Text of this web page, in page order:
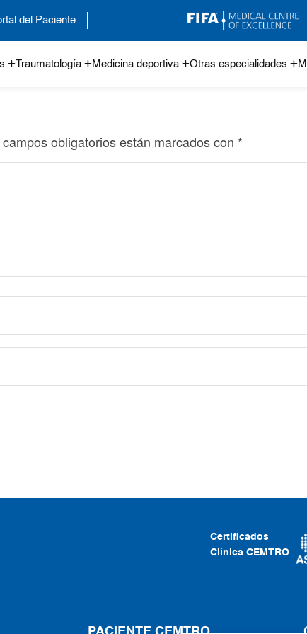
del Paciente
Traumatología Medicina deportiva Otras especialidades
obligatorios están marcados con *
Certificados
Clínica CEMTRO